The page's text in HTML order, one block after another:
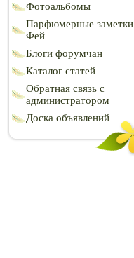
Фотоальбомы
Парфюмерные заметки
Фей
Блоги форумчан
Каталог статей
Обратная связь с
администратором
Доска объявлений